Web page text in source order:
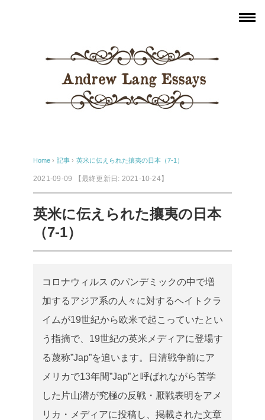
Home › 記事 › 英米に伝えられた攘夷の日本（7-1）
2021-09-09 【最終更新日: 2021-10-24】
英米に伝えられた攘夷の日本
（7-1）
コロナウィルス のパンデミックの中で増
加するアジア系の人々に対するヘイトクラ
イムが19世紀から欧米で起こっていたとい
う指摘で、19世紀の英米メディアに登場す
る蔑称”Jap”を追います。日清戦争前にア
メリカで13年間”Jap”と呼ばれながら苦学
した片山潜が究極の反戦・厭戦表明をアメ
リカ・メディアに投稿し、掲載された文章